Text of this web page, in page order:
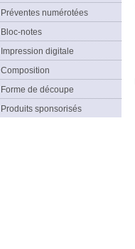
Préventes numérotées
Bloc-notes
Impression digitale
Composition
Forme de découpe
Produits sponsorisés